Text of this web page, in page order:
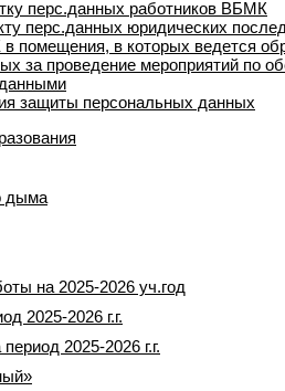
перс.данных работников ВБМК
перс.данных юридических
помещения, в которых ведется
за проведение мероприятий по
защиты персональных данных
дыма
на 2025-2026 уч.год
2025-2026 г.г.
2025-2026 г.г.